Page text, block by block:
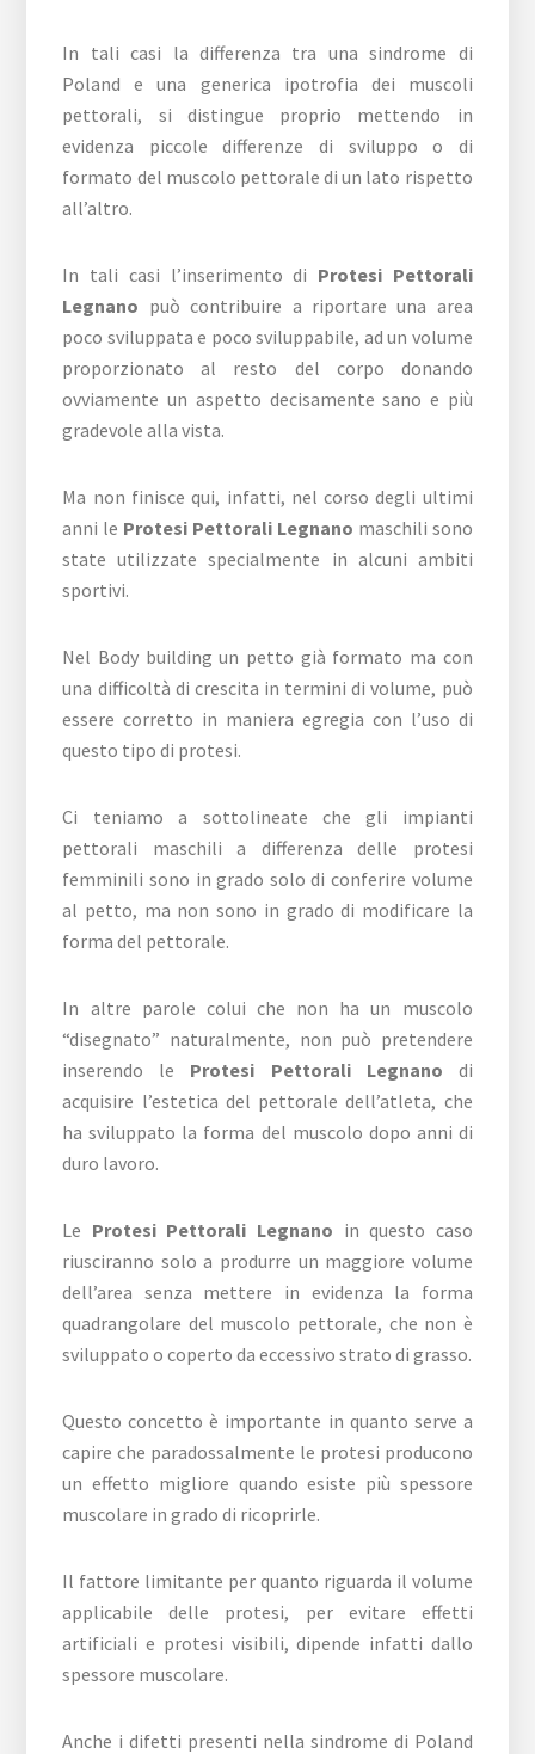
In tali casi la differenza tra una sindrome di
Poland e una generica ipotrofia dei muscoli
pettorali, si distingue proprio mettendo in
evidenza piccole differenze di sviluppo o di
formato del muscolo pettorale di un lato rispetto
all’altro.
In tali casi l’inserimento di Protesi Pettorali
Legnano può contribuire a riportare una area
poco sviluppata e poco sviluppabile, ad un volume
proporzionato al resto del corpo donando
ovviamente un aspetto decisamente sano e più
gradevole alla vista.
Ma non finisce qui, infatti, nel corso degli ultimi
anni le Protesi Pettorali Legnano maschili sono
state utilizzate specialmente in alcuni ambiti
sportivi.
Nel Body building un petto già formato ma con
una difficoltà di crescita in termini di volume, può
essere corretto in maniera egregia con l’uso di
questo tipo di protesi.
Ci teniamo a sottolineate che gli impianti
pettorali maschili a differenza delle protesi
femminili sono in grado solo di conferire volume
al petto, ma non sono in grado di modificare la
forma del pettorale.
In altre parole colui che non ha un muscolo
“disegnato” naturalmente, non può pretendere
inserendo le Protesi Pettorali Legnano di
acquisire l’estetica del pettorale dell’atleta, che
ha sviluppato la forma del muscolo dopo anni di
duro lavoro.
Le Protesi Pettorali Legnano in questo caso
riusciranno solo a produrre un maggiore volume
dell’area senza mettere in evidenza la forma
quadrangolare del muscolo pettorale, che non è
sviluppato o coperto da eccessivo strato di grasso.
Questo concetto è importante in quanto serve a
capire che paradossalmente le protesi producono
un effetto migliore quando esiste più spessore
muscolare in grado di ricoprirle.
Il fattore limitante per quanto riguarda il volume
applicabile delle protesi, per evitare effetti
artificiali e protesi visibili, dipende infatti dallo
spessore muscolare.
Anche i difetti presenti nella sindrome di Poland